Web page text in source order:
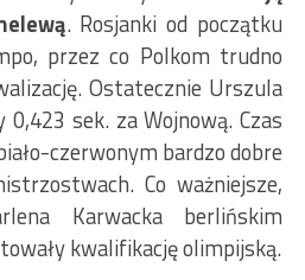
. Rosjanki od początku
przez co Polkom trudno
Ostatecznie Urszula
0,423 sek. za Wojnową. Czas
czerwonym bardzo dobre
Co ważniejsze,
Karwacka berlińskim
kwalifikację olimpijską.